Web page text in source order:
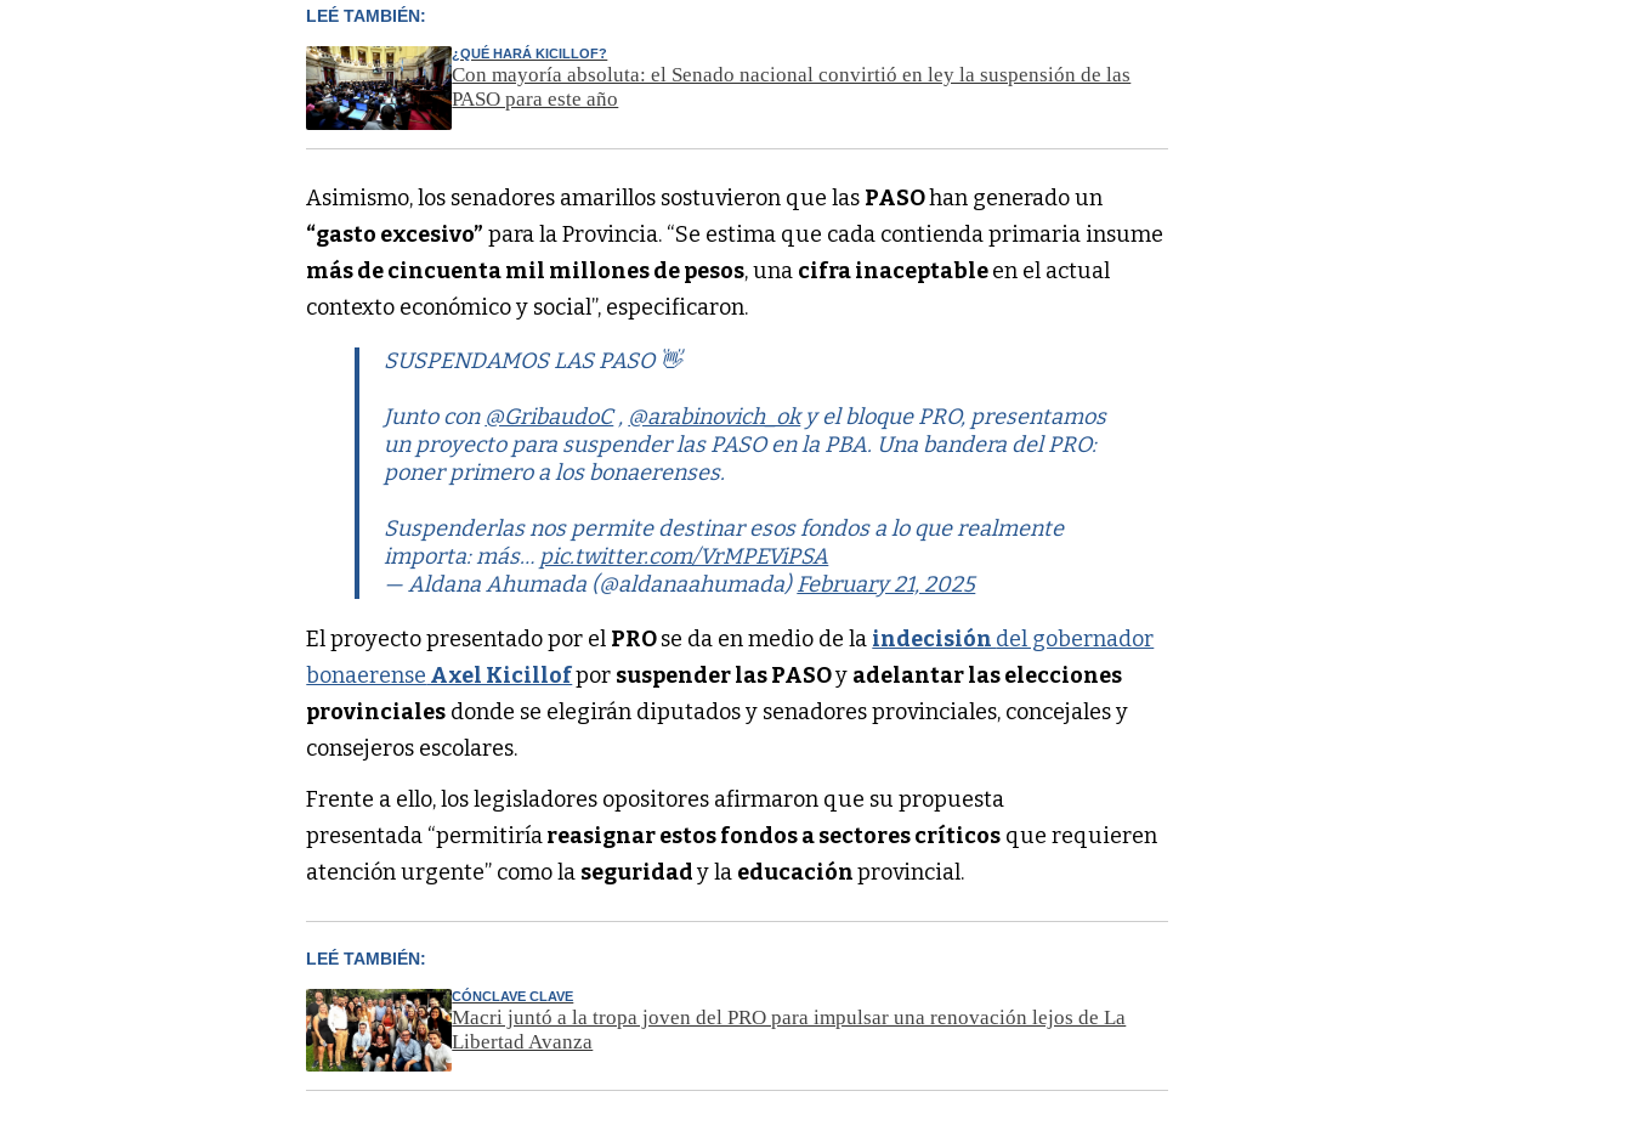
LEÉ TAMBIÉN:
¿QUÉ HARÁ KICILLOF?
Con mayoría absoluta: el Senado nacional convirtió en ley la suspensión de las
PASO para este año
Asimismo, los senadores amarillos sostuvieron que las PASOhan generado un
“gasto excesivo” para la Provincia. “Se estima que cada contienda primaria insume
más de cincuenta mil millones de pesos, una cifra inaceptableen el actual
contexto económico y social”, especificaron.
SUSPENDAMOS LAS PASO 👋
Junto con @GribaudoC, @arabinovich_oky el bloque PRO, presentamos
un proyecto para suspender las PASO en la PBA. Una bandera del PRO:
poner primero a los bonaerenses.
Suspenderlas nos permite destinar esos fondos a lo que realmente
importa: más… pic.twitter.com/VrMPEViPSA
— Aldana Ahumada (@aldanaahumada)February 21, 2025
El proyecto presentado por el PROse da en medio de la indecisión del gobernador
bonaerense Axel Kicillofpor suspender las PASOy adelantar las elecciones
provinciales donde se elegirán diputados y senadores provinciales, concejales y
consejeros escolares.
Frente a ello, los legisladores opositores afirmaron que su propuesta
presentada “permitiríareasignar estos fondos a sectores críticos que requieren
atención urgente” como la seguridady la educaciónprovincial.
LEÉ TAMBIÉN:
CÓNCLAVE CLAVE
Macri juntó a la tropa joven del PRO para impulsar una renovación lejos de La
Libertad Avanza